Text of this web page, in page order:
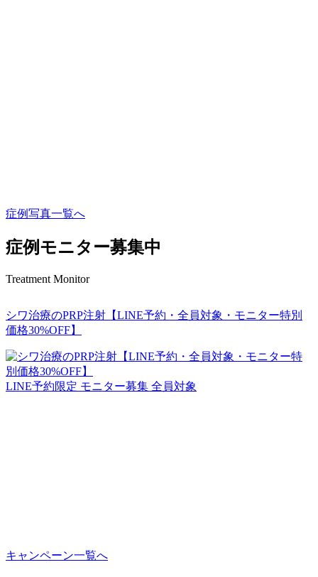
症例写真一覧へ
症例モニター募集中
Treatment Monitor
シワ治療のPRP注射【LINE予約・全員対象・モニター特別
価格30%OFF】
LINE予約限定 モニター募集 全員対象
キャンペーン一覧へ